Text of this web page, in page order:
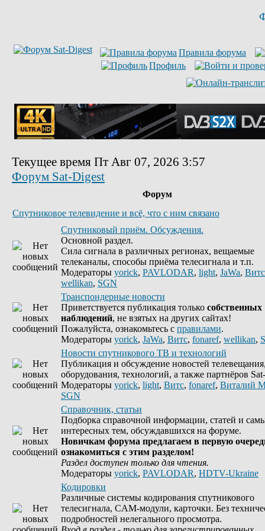
Правила форума
Профиль
Текущее время Пт Авг 07, 2026 3:57
Форум Sat-Digest
Форум
Спутниковое телевидение и всё, что с ним связано
Спутниковый приём. Обсуждения.
Основной раздел.
Сила сигнала в различных регионах, вещаемые
телеканалы, способы приёма телесигнала и т.п.
Модераторы yorick, PAVLODAR, light, JaWa, Витс
wellikan, SGN
Транспондерные новости
Приветствуется публикация только собственных
наблюдений, не взятых на других сайтах!
Пожалуйста, ознакомьтесь с правилами.
Модераторы yorick, JaWa, Витс, fonaref, wellikan,
Новости спутникового ТВ и технологий
Публикация и обсуждение новостей
оборудования, технологий, а также партнёров
Модераторы yorick, light, Витс, fonaref, Виталий
SGN
Справочник, статьи
Подборка справочной информации, статей и
интересных тем, обсуждавшихся на форуме.
Новичкам форума предлагаем в первую
ознакомиться с этим разделом!
Раздел доступен только для чтения.
Модераторы yorick, PAVLODAR, HDTV-Ukraine
Кодировки
Различные системы кодирования спутникового
телесигнала, CAM-модули, карточки. Без
подробностей нелегального просмотра.